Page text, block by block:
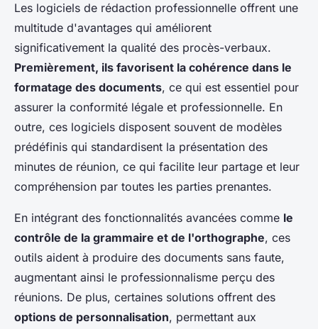
Les logiciels de rédaction professionnelle offrent une
multitude d'avantages qui améliorent
significativement la qualité des procès-verbaux.
Premièrement, ils favorisent la cohérence dans le
formatage des documents, ce qui est essentiel pour
assurer la conformité légale et professionnelle. En
outre, ces logiciels disposent souvent de modèles
prédéfinis qui standardisent la présentation des
minutes de réunion, ce qui facilite leur partage et leur
compréhension par toutes les parties prenantes.
En intégrant des fonctionnalités avancées comme le
contrôle de la grammaire et de l'orthographe, ces
outils aident à produire des documents sans faute,
augmentant ainsi le professionnalisme perçu des
réunions. De plus, certaines solutions offrent des
options de personnalisation, permettant aux